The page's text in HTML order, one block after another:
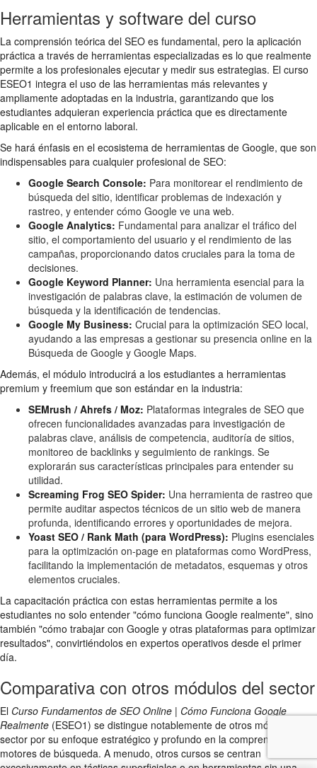
Herramientas y software del curso
La comprensión teórica del SEO es fundamental, pero la aplicación
práctica a través de herramientas especializadas es lo que realmente
permite a los profesionales ejecutar y medir sus estrategias. El curso
ESEO1 integra el uso de las herramientas más relevantes y
ampliamente adoptadas en la industria, garantizando que los
estudiantes adquieran experiencia práctica que es directamente
aplicable en el entorno laboral.
Se hará énfasis en el ecosistema de herramientas de Google, que son
indispensables para cualquier profesional de SEO:
Google Search Console: Para monitorear el rendimiento de
búsqueda del sitio, identificar problemas de indexación y
rastreo, y entender cómo Google ve una web.
Google Analytics: Fundamental para analizar el tráfico del
sitio, el comportamiento del usuario y el rendimiento de las
campañas, proporcionando datos cruciales para la toma de
decisiones.
Google Keyword Planner: Una herramienta esencial para la
investigación de palabras clave, la estimación de volumen de
búsqueda y la identificación de tendencias.
Google My Business: Crucial para la optimización SEO local,
ayudando a las empresas a gestionar su presencia online en la
Búsqueda de Google y Google Maps.
Además, el módulo introducirá a los estudiantes a herramientas
premium y freemium que son estándar en la industria:
SEMrush / Ahrefs / Moz: Plataformas integrales de SEO que
ofrecen funcionalidades avanzadas para investigación de
palabras clave, análisis de competencia, auditoría de sitios,
monitoreo de backlinks y seguimiento de rankings. Se
explorarán sus características principales para entender su
utilidad.
Screaming Frog SEO Spider: Una herramienta de rastreo que
permite auditar aspectos técnicos de un sitio web de manera
profunda, identificando errores y oportunidades de mejora.
Yoast SEO / Rank Math (para WordPress): Plugins esenciales
para la optimización on-page en plataformas como WordPress,
facilitando la implementación de metadatos, esquemas y otros
elementos cruciales.
La capacitación práctica con estas herramientas permite a los
estudiantes no solo entender "cómo funciona Google realmente", sino
también "cómo trabajar con Google y otras plataformas para optimizar
resultados", convirtiéndolos en expertos operativos desde el primer
día.
Comparativa con otros módulos del sector
El Curso Fundamentos de SEO Online | Cómo Funciona Google
Realmente (ESEO1) se distingue notablemente de otros módulos del
sector por su enfoque estratégico y profundo en la comprensión de los
motores de búsqueda. A menudo, otros cursos se centran